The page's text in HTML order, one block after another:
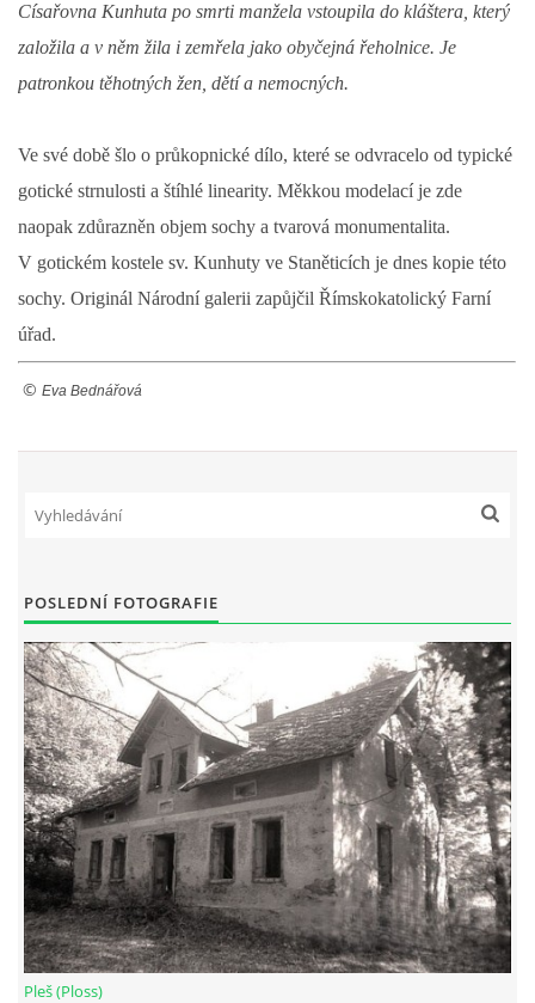
Císařovna Kunhuta po smrti manžela vstoupila do kláštera, který
založila a v něm žila i zemřela jako obyčejná řeholnice. Je
patronkou těhotných žen, dětí a nemocných.
Ve své době šlo o průkopnické dílo, které se odvracelo od typické
gotické strnulosti a štíhlé linearity. Měkkou modelací je zde
naopak zdůrazněn objem sochy a tvarová monumentalita.
V gotickém kostele sv. Kunhuty ve Staněticích je dnes kopie této
sochy. Originál Národní galerii zapůjčil Římskokatolický Farní
úřad.
© Eva Bednářová
POSLEDNÍ FOTOGRAFIE
Pleš (Ploss)